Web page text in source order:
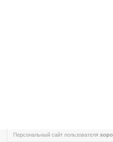
Персональный сайт пользователя